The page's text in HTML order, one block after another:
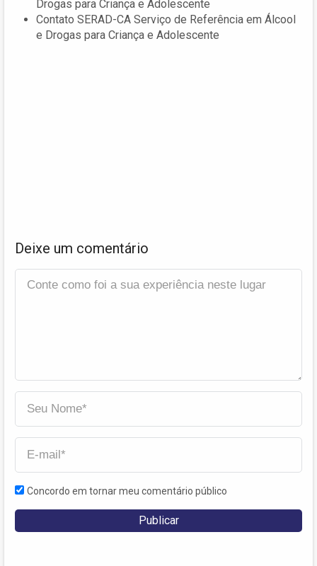
Drogas para Criança e Adolescente
Contato SERAD-CA Serviço de Referência em Álcool
e Drogas para Criança e Adolescente
Deixe um comentário
Concordo em tornar meu comentário público